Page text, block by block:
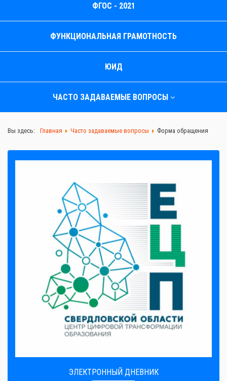
ФГОС - 2021
ФУНКЦИОНАЛЬНАЯ ГРАМОТНОСТЬ
ЮИД
ЧАСТО ЗАДАВАЕМЫЕ ВОПРОСЫ
Вы здесь: Главная Часто задаваемые вопросы Форма обращения
ЭЛЕКТРОННЫЙ ДНЕВНИК